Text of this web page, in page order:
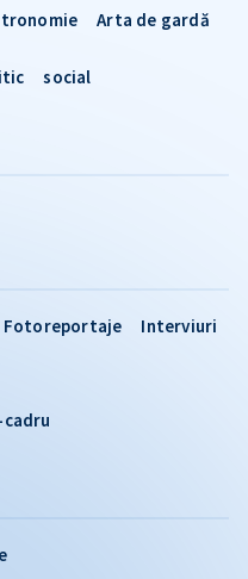
Fotoreportaje
Interviuri
Arta de gardă
social